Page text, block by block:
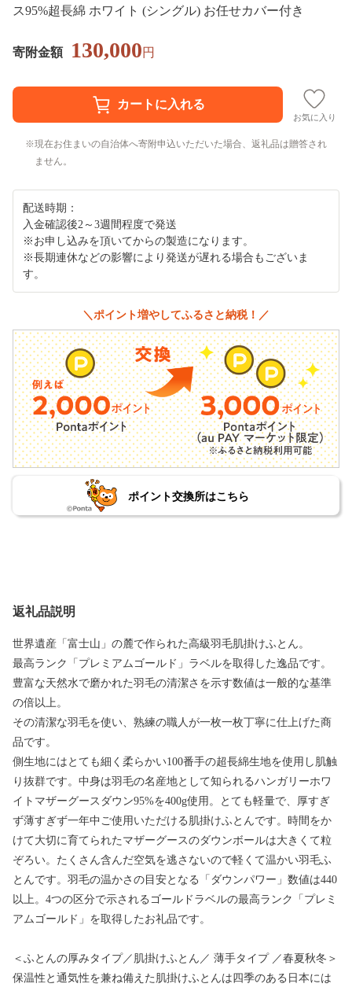
ス95%超長綿 ホワイト (シングル) お任せカバー付き
寄附金額 130,000円
お気に入り
現在お住まいの自治体へ寄附申込いただいた場合、返礼品は贈答され
ません。
配送時期：
入金確認後2～3週間程度で発送
※お申し込みを頂いてからの製造になります。
※長期連休などの影響により発送が遅れる場合もございま
す。
＼ポイント増やしてふるさと納税！／
ポイント交換所はこちら
返礼品説明
世界遺産「富士山」の麓で作られた高級羽毛肌掛けふとん。
最高ランク「プレミアムゴールド」ラベルを取得した逸品です。
豊富な天然水で磨かれた羽毛の清潔さを示す数値は一般的な基準
の倍以上。
その清潔な羽毛を使い、熟練の職人が一枚一枚丁寧に仕上げた商
品です。
側生地にはとても細く柔らかい100番手の超長綿生地を使用し肌触
り抜群です。中身は羽毛の名産地として知られるハンガリーホワ
イトマザーグースダウン95%を400g使用。とても軽量で、厚すぎ
ず薄すぎず一年中ご使用いただける肌掛けふとんです。時間をか
けて大切に育てられたマザーグースのダウンボールは大きくて粒
ぞろい。たくさん含んだ空気を逃さないので軽くて温かい羽毛ふ
とんです。羽毛の温かさの目安となる「ダウンパワー」数値は440
以上。4つの区分で示されるゴールドラベルの最高ランク「プレミ
アムゴールド」を取得したお礼品です。
＜ふとんの厚みタイプ／肌掛けふとん／ 薄手タイプ ／春夏秋冬＞
保温性と通気性を兼ね備えた肌掛けふとんは四季のある日本には